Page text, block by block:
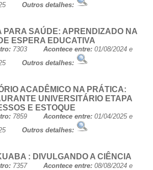
Outros detalhes:
PARA SAÚDE: APRENDIZADO NA
ESPERA EDUCATIVA
7303 Acontece entre: 01/08/2024 e
Outros detalhes:
ACADÊMICO NA PRÁTICA:
UNIVERSITÁRIO ETAPA
E ESTOQUE
7859 Acontece entre: 01/04/2025 e
Outros detalhes:
: DIVULGANDO A CIÊNCIA
7357 Acontece entre: 08/08/2024 e